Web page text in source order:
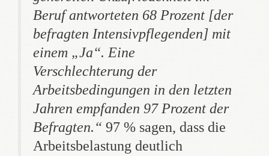
Beruf antworteten 68 Prozent [der
befragten Intensivpflegenden] mit
einem „Ja“. Eine
Verschlechterung der
Arbeitsbedingungen in den letzten
Jahren empfanden 97 Prozent der
Befragten.“ 97 % sagen, dass die
Arbeitsbelastung deutlich